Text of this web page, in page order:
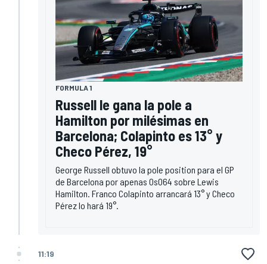
FORMULA 1
Russell le gana la pole a
Hamilton por milésimas en
Barcelona; Colapinto es 13° y
Checo Pérez, 19°
George Russell obtuvo la pole position para el GP
de Barcelona por apenas 0s064 sobre Lewis
Hamilton. Franco Colapinto arrancará 13° y Checo
Pérez lo hará 19°.
11:19